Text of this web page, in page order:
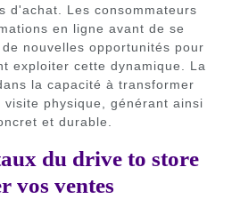
d'achat. Les consommateurs
en ligne avant de se
nouvelles opportunités pour
exploiter cette dynamique. La
la capacité à transformer
physique, générant ainsi
et durable.
du drive to store
vos ventes